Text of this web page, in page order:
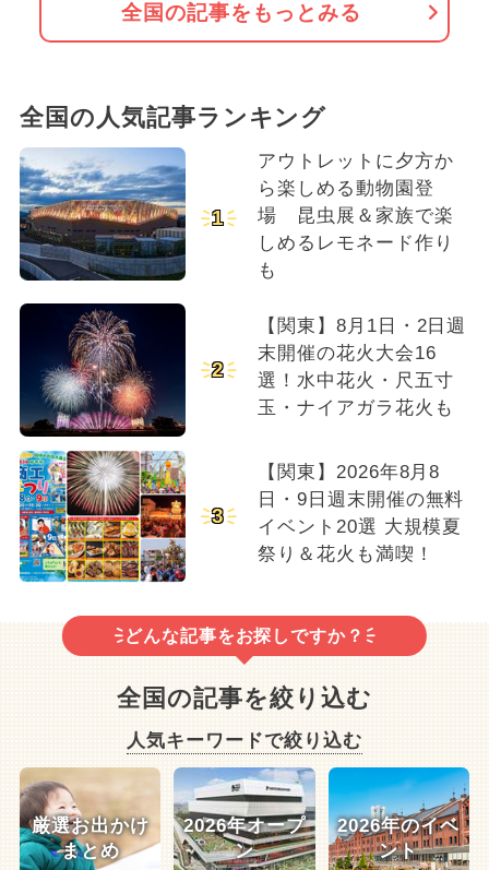
全国の記事をもっとみる
全国の人気記事ランキング
1
アウトレットに夕方か
ら楽しめる動物園登
場 昆虫展＆家族で楽
しめるレモネード作り
も
2
【関東】8月1日・2日週
末開催の花火大会16
選！水中花火・尺五寸
玉・ナイアガラ花火も
3
【関東】2026年8月8
日・9日週末開催の無料
イベント20選 大規模夏
祭り＆花火も満喫！
どんな記事をお探しですか？
全国の記事を絞り込む
人気キーワードで絞り込む
厳選お出かけ
まとめ
2026年オープ
ン
2026年のイベ
ント